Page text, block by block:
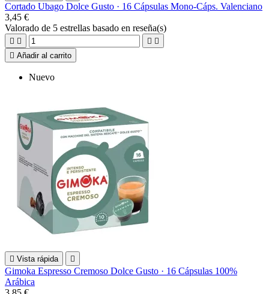
Cortado Ubago Dolce Gusto · 16 Cápsulas Mono-Cáps. Valenciano
3,45 €
Valorado de 5 estrellas basado en reseña(s)
   
 Añadir al carrito
Nuevo
 Vista rápida 
Gimoka Espresso Cremoso Dolce Gusto · 16 Cápsulas 100%
Arábica